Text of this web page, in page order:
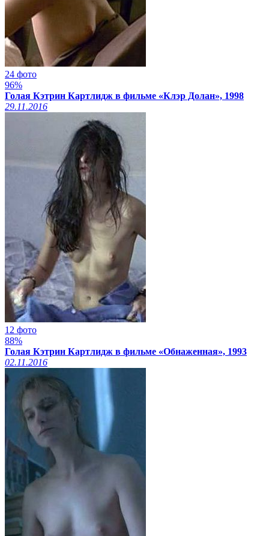
24 фото
96%
Голая Кэтрин Картлидж в фильме «Клэр Долан», 1998
29.11.2016
12 фото
88%
Голая Кэтрин Картлидж в фильме «Обнаженная», 1993
02.11.2016